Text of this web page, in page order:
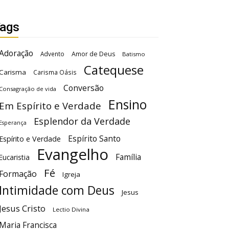
Advento Amor de Deus Batismo
Carisma Oásis Catequese
de vida Conversão
Espírito e Verdade Ensino
Esplendor da Verdade
e Verdade Espírito Santo
Evangelho
Família
Fé Igreja
com Deus Jesus
Cristo Lectio Divina
Francisca